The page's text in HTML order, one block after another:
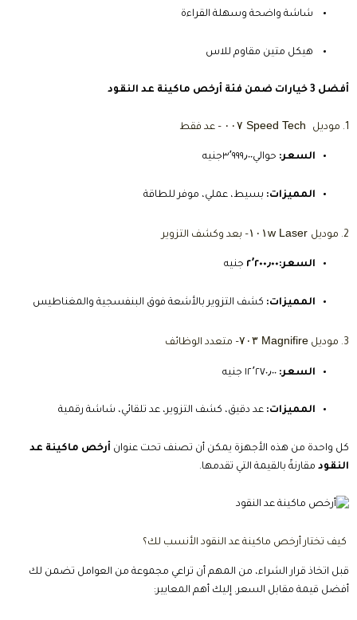
شاشة واضحة وسهلة القراءة
هيكل متين مقاوم للاس
أفضل 3 خيارات ضمن فئة أرخص ماكينة عد النقود
1. موديل – عد فقط
السعر: حوالي٣٬٩٩٩٫٠٠جنيه
المميزات: بسيط، عملي، موفر للطاقة
2. موديل – بعد وكشف التزوير
السعر:٢٬٢٠٠٫٠٠ جنيه
المميزات: كشف التزوير بالأشعة فوق البنفسجية والمغناطيس
3. موديل Magnifire ٧٠٣ – متعدد الوظائف
السعر:
المميزات: عد دقيق، كشف التزوير، عد تلقائي، شاشة رقمية
كل واحدة من هذه الأجهزة يمكن أن تصنف تحت عنوان أرخص ماكينة عد
النقود مقارنةً بالقيمة التي تقدمها.
كيف تختار أرخص ماكينة عد النقود الأنسب لك؟
قبل اتخاذ قرار الشراء، من المهم أن تراعي مجموعة من العوامل تضمن لك
أفضل قيمة مقابل السعر. إليك أهم المعايير: